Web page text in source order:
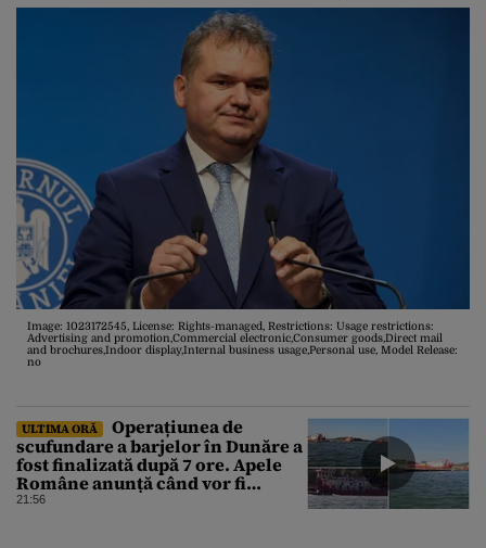
Image: 1023172545, License: Rights-managed, Restrictions: Usage restrictions:
Advertising and promotion,Commercial electronic,Consumer goods,Direct mail
and brochures,Indoor display,Internal business usage,Personal use, Model Release:
no
ULTIMA ORĂ
Operațiunea de
scufundare a barjelor în Dunăre a
fost finalizată după 7 ore. Apele
Române anunță când vor fi
simțite efectele
21:56